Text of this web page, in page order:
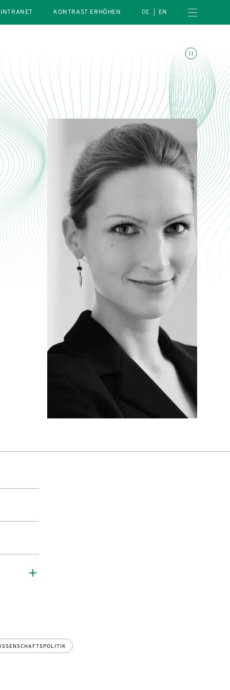
INTRANET
KONTRAST ERHÖHEN DE EN Menü öffnen
Animationen umschalten